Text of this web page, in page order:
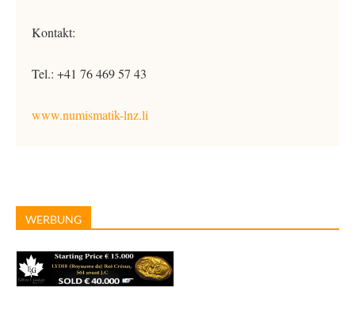
Kontakt:
Tel.: +41 76 469 57 43
www.numismatik-lnz.li
WERBUNG